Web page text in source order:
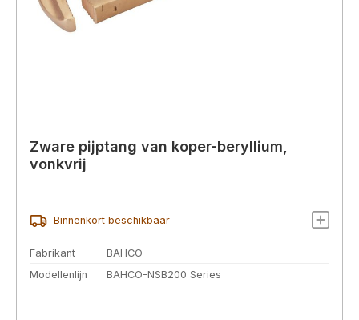
Zware pijptang van koper-beryllium,
vonkvrij
Binnenkort beschikbaar
Fabrikant
BAHCO
Modellenlijn
BAHCO-NSB200 Series